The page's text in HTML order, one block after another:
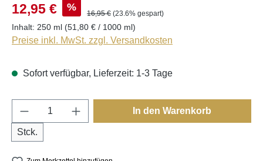
12,95 € %
16,95 € (23.6% gespart)
Inhalt: 250 ml (51,80 € / 1000 ml)
Preise inkl. MwSt. zzgl. Versandkosten
Sofort verfügbar, Lieferzeit: 1-3 Tage
Produkt Anzahl: Gib den gewünschten
Stck.
In den Warenkorb